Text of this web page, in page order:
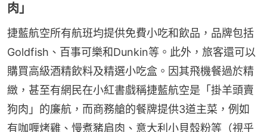
肉」
捷藍航空所有航班均提供免費小吃和飲品，品牌包括
Goldfish、百事可樂和Dunkin等。此外，旅客還可以
購買高級酒精飲料及精選小吃盒。因其飛機餐過於精
緻，甚至有網民在小紅書戲稱捷藍航空是「掛羊頭賣
狗肉」的廉航，而商務艙的餐牌提供3道主菜，例如
有咖喱烤雞、慢煮豬肩肉、意大利小貝殼粉等（視乎